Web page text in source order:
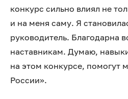
конкурс сильно влиял не
и на меня саму. Я
руководитель. Благодарна
наставникам. Думаю,
на этом конкурсе, помогут
России».